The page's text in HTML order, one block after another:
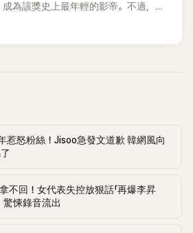
為該獎史上最年輕的影帝。不過，他
，演藝事業受到重創，後續又牽扯與男
惹怒粉絲！Jisoo急發文道歉 韓網風向
不回！女代表失控放狠話「再爆李昇
悚錄音流出